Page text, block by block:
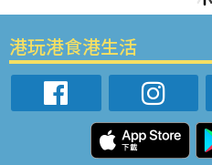
港玩港食港生活